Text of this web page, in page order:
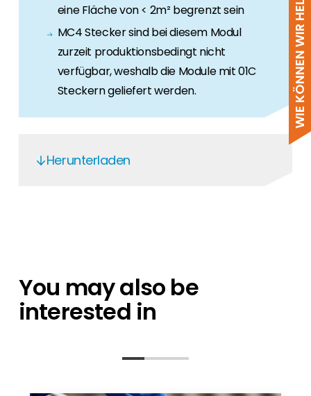
WIE KÖNNEN WIR HELFEN?
eine Fläche von < 2m² begrenzt sein
MC4 Stecker sind bei diesem Modul
zurzeit produktionsbedingt nicht
verfügbar, weshalb die Module mit 01C
Steckern geliefert werden.
Herunterladen
Aiko N-Type ABC Module Warranty
(Gen 2) EN
You may also be
interested in